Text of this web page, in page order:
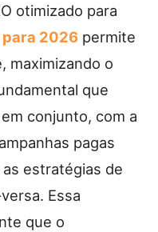
otimizado para
para 2026 permite
maximizando o
que
conjunto, com a
pagas
estratégias de
Essa
que o